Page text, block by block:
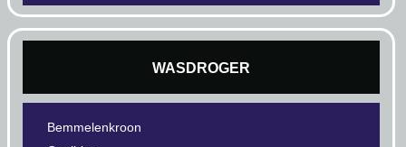
WASDROGER
Bemmelenkroon